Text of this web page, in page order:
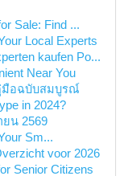
Sale: Find ...
Local Experts
kaufen Po...
Near You
มือฉบับสมบูรณ์
in 2024?
ยน 2569
Sm...
voor 2026
Senior Citizens